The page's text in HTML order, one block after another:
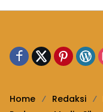
Home Redaksi